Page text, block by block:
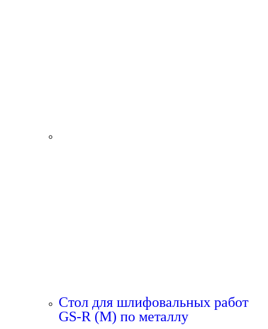
Стол для шлифовальных работ
GS-R (M) по металлу